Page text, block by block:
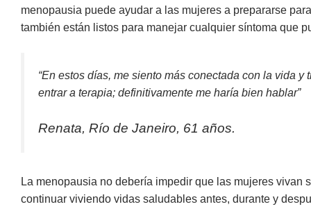
menopausia puede ayudar a las mujeres a prepararse
también están listos para manejar cualquier síntoma que
“En estos días, me siento más conectada con la vida
entrar a terapia; definitivamente me haría bien hablar”
Renata, Río de Janeiro, 61 años.
La menopausia no debería impedir que las mujeres vivan
continuar viviendo vidas saludables antes, durante y